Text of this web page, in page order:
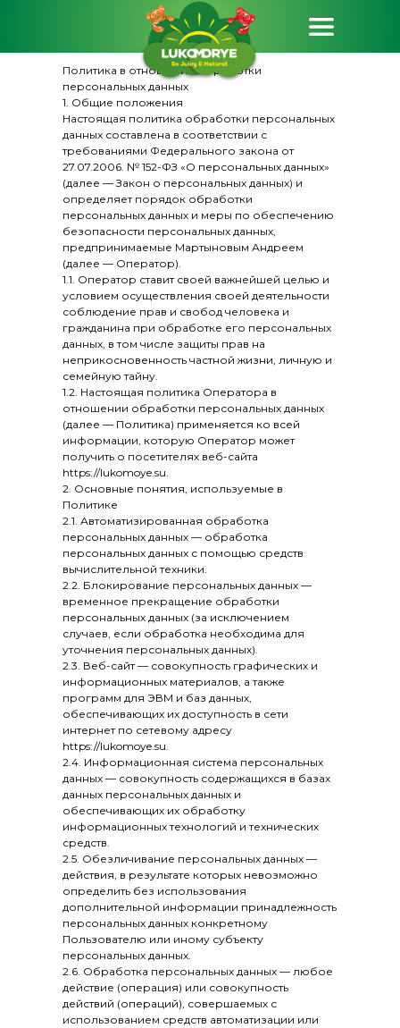
Политика в отношении обработки
персональных данных
1. Общие положения
Настоящая политика обработки персональных
данных составлена в соответствии с
требованиями Федерального закона от
27.07.2006. № 152-ФЗ «О персональных данных»
(далее — Закон о персональных данных) и
определяет порядок обработки
персональных данных и меры по обеспечению
безопасности персональных данных,
предпринимаемые Мартыновым Андреем
(далее — Оператор).
1.1. Оператор ставит своей важнейшей целью и
условием осуществления своей деятельности
соблюдение прав и свобод человека и
гражданина при обработке его персональных
данных, в том числе защиты прав на
неприкосновенность частной жизни, личную и
семейную тайну.
1.2. Настоящая политика Оператора в
отношении обработки персональных данных
(далее — Политика) применяется ко всей
информации, которую Оператор может
получить о посетителях веб-сайта
https://lukomoye.su.
2. Основные понятия, используемые в
Политике
2.1. Автоматизированная обработка
персональных данных — обработка
персональных данных с помощью средств
вычислительной техники.
2.2. Блокирование персональных данных —
временное прекращение обработки
персональных данных (за исключением
случаев, если обработка необходима для
уточнения персональных данных).
2.3. Веб-сайт — совокупность графических и
информационных материалов, а также
программ для ЭВМ и баз данных,
обеспечивающих их доступность в сети
интернет по сетевому адресу
https://lukomoye.su.
2.4. Информационная система персональных
данных — совокупность содержащихся в базах
данных персональных данных и
обеспечивающих их обработку
информационных технологий и технических
средств.
2.5. Обезличивание персональных данных —
действия, в результате которых невозможно
определить без использования
дополнительной информации принадлежность
персональных данных конкретному
Пользователю или иному субъекту
персональных данных.
2.6. Обработка персональных данных — любое
действие (операция) или совокупность
действий (операций), совершаемых с
использованием средств автоматизации или